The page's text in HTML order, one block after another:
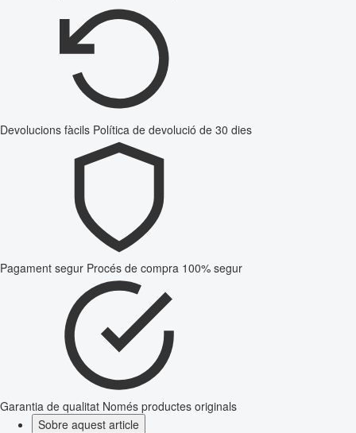
Devolucions fàcils Política de devolució de 30 dies
Pagament segur Procés de compra 100% segur
Garantia de qualitat Només productes originals
Sobre aquest article